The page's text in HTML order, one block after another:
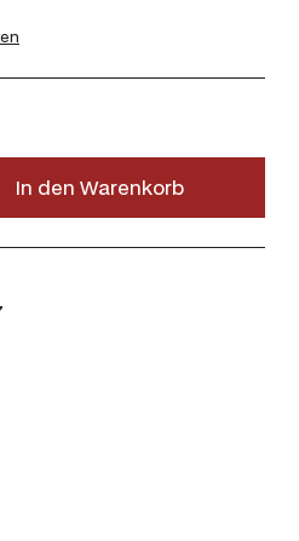
In den Warenkorb